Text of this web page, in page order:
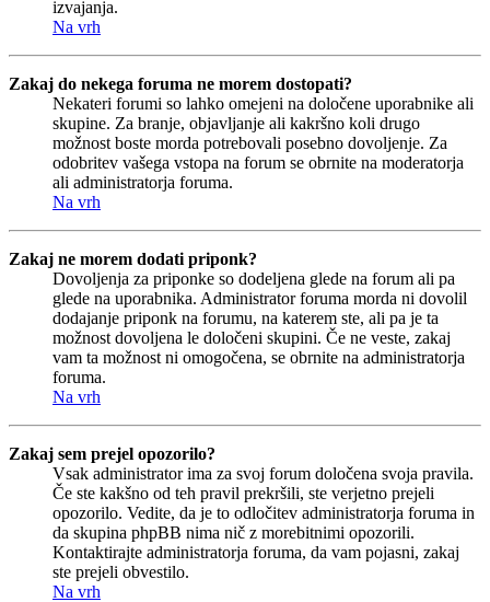
izvajanja.
Na vrh
Zakaj do nekega foruma ne morem dostopati?
Nekateri forumi so lahko omejeni na določene uporabnike ali
skupine. Za branje, objavljanje ali kakršno koli drugo
možnost boste morda potrebovali posebno dovoljenje. Za
odobritev vašega vstopa na forum se obrnite na moderatorja
ali administratorja foruma.
Na vrh
Zakaj ne morem dodati priponk?
Dovoljenja za priponke so dodeljena glede na forum ali pa
glede na uporabnika. Administrator foruma morda ni dovolil
dodajanje priponk na forumu, na katerem ste, ali pa je ta
možnost dovoljena le določeni skupini. Če ne veste, zakaj
vam ta možnost ni omogočena, se obrnite na administratorja
foruma.
Na vrh
Zakaj sem prejel opozorilo?
Vsak administrator ima za svoj forum določena svoja pravila.
Če ste kakšno od teh pravil prekršili, ste verjetno prejeli
opozorilo. Vedite, da je to odločitev administratorja foruma in
da skupina phpBB nima nič z morebitnimi opozorili.
Kontaktirajte administratorja foruma, da vam pojasni, zakaj
ste prejeli obvestilo.
Na vrh